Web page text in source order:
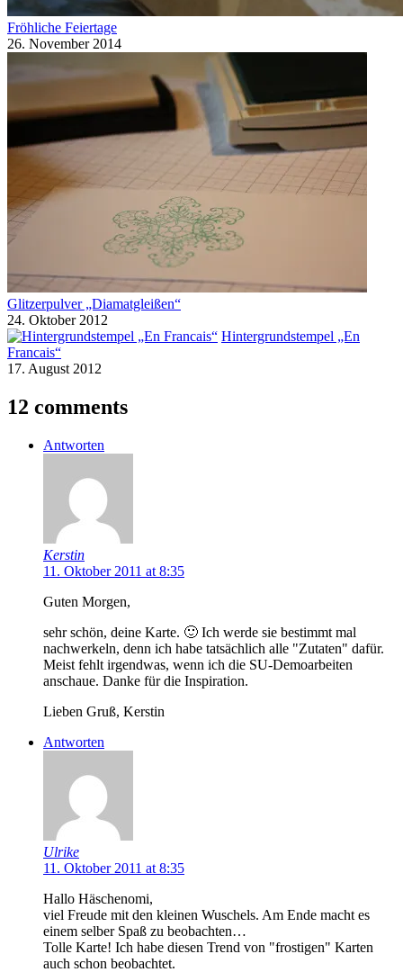
Fröhliche Feiertage
26. November 2014
Glitzerpulver „Diamatgleißen“
24. Oktober 2012
Hintergrundstempel „En
Francais“
17. August 2012
12 comments
Antworten
Kerstin
11. Oktober 2011 at 8:35
Guten Morgen,
sehr schön, deine Karte. 🙂 Ich werde sie bestimmt mal
nachwerkeln, denn ich habe tatsächlich alle "Zutaten" dafür.
Meist fehlt irgendwas, wenn ich die SU-Demoarbeiten
anschaue. Danke für die Inspiration.
Lieben Gruß, Kerstin
Antworten
Ulrike
11. Oktober 2011 at 8:35
Hallo Häschenomi,
viel Freude mit den kleinen Wuschels. Am Ende macht es
einem selber Spaß zu beobachten…
Tolle Karte! Ich habe diesen Trend von "frostigen" Karten
auch schon beobachtet.